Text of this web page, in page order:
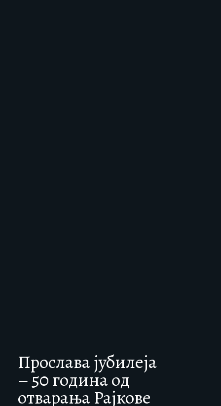
Прослава јубилеја
– 50 година од
отварања Рајкове